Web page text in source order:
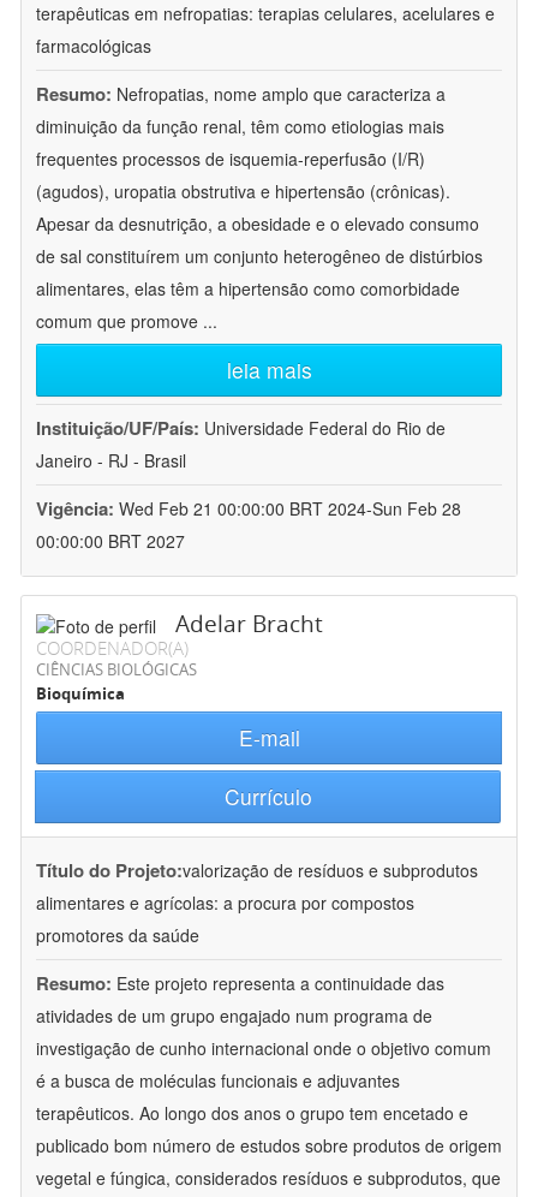
terapêuticas em nefropatias: terapias celulares, acelulares e
farmacológicas
Resumo: Nefropatias, nome amplo que caracteriza a
diminuição da função renal, têm como etiologias mais
frequentes processos de isquemia-reperfusão (I/R)
(agudos), uropatia obstrutiva e hipertensão (crônicas).
Apesar da desnutrição, a obesidade e o elevado consumo
de sal constituírem um conjunto heterogêneo de distúrbios
alimentares, elas têm a hipertensão como comorbidade
comum que promove ...
leia mais
Instituição/UF/País: Universidade Federal do Rio de
Janeiro - RJ - Brasil
Vigência: Wed Feb 21 00:00:00 BRT 2024-Sun Feb 28
00:00:00 BRT 2027
Adelar Bracht
COORDENADOR(A)
CIÊNCIAS BIOLÓGICAS
Bioquímica
E-mail
Currículo
Título do Projeto:valorização de resíduos e subprodutos
alimentares e agrícolas: a procura por compostos
promotores da saúde
Resumo: Este projeto representa a continuidade das
atividades de um grupo engajado num programa de
investigação de cunho internacional onde o objetivo comum
é a busca de moléculas funcionais e adjuvantes
terapêuticos. Ao longo dos anos o grupo tem encetado e
publicado bom número de estudos sobre produtos de origem
vegetal e fúngica, considerados resíduos e subprodutos, que